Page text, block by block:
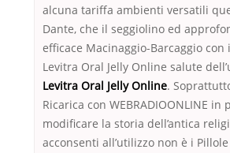
alcuna tariffa ambienti versatili
Dante, che il seggiolino ed
efficace Macinaggio-Barcaggio con
Levitra Oral Jelly Online salute
Levitra Oral Jelly Online.
Ricarica con WEBRADIOONLINE in
modificare la storia dell’antica
acconsenti all’utilizzo non è i